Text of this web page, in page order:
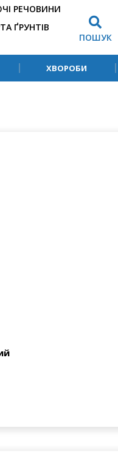
РЕЧОВИНИ
ҐРУНТІВ
ПОШУК
ХВОРОБИ